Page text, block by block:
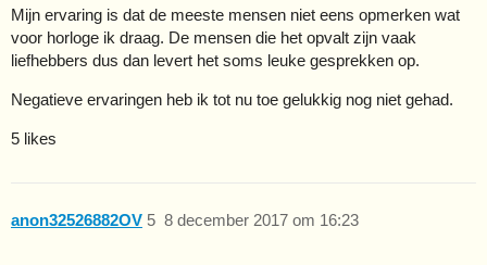
Mijn ervaring is dat de meeste mensen niet eens opmerken wat
voor horloge ik draag. De mensen die het opvalt zijn vaak
liefhebbers dus dan levert het soms leuke gesprekken op.
Negatieve ervaringen heb ik tot nu toe gelukkig nog niet gehad.
5 likes
anon32526882OV 8 december 2017 om 16:23
5